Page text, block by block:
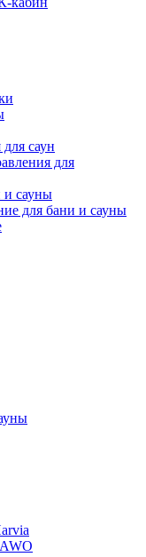
саун
для
и сауны
для бани и сауны